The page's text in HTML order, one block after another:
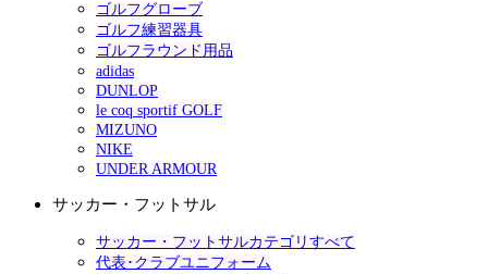
ゴルフグローブ
ゴルフ練習器具
ゴルフラウンド用品
adidas
DUNLOP
le coq sportif GOLF
MIZUNO
NIKE
UNDER ARMOUR
サッカー・フットサル
サッカー・フットサルカテゴリすべて
代表･クラブユニフォーム